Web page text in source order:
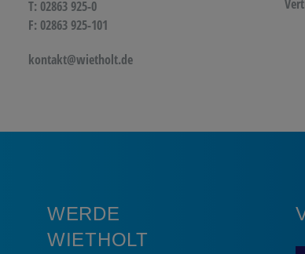
T: 02863 925-0
F: 02863 925-101
kontakt@wietholt.de
WERDE
WIETHOLT